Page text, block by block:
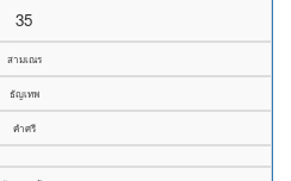
35
สามเณร
ธัญเทพ
คำศรี